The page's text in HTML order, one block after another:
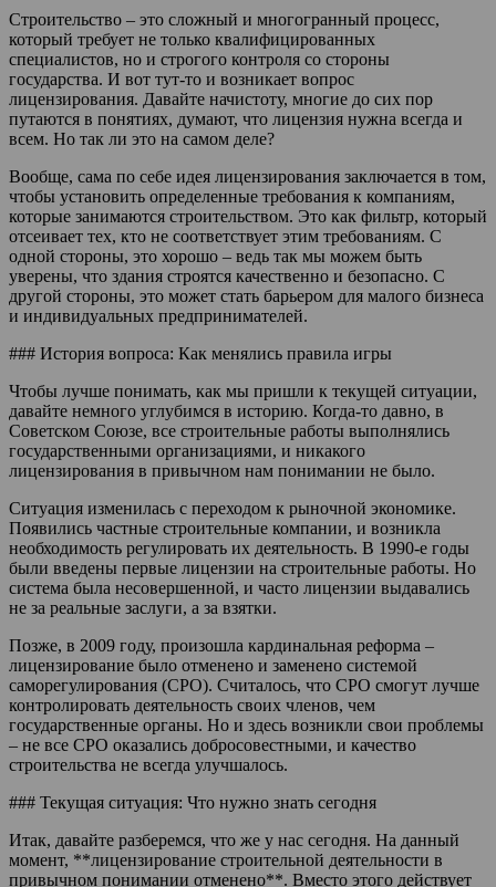
Строительство – это сложный и многогранный процесс,
который требует не только квалифицированных
специалистов, но и строгого контроля со стороны
государства. И вот тут-то и возникает вопрос
лицензирования. Давайте начистоту, многие до сих пор
путаются в понятиях, думают, что лицензия нужна всегда и
всем. Но так ли это на самом деле?
Вообще, сама по себе идея лицензирования заключается в том,
чтобы установить определенные требования к компаниям,
которые занимаются строительством. Это как фильтр, который
отсеивает тех, кто не соответствует этим требованиям. С
одной стороны, это хорошо – ведь так мы можем быть
уверены, что здания строятся качественно и безопасно. С
другой стороны, это может стать барьером для малого бизнеса
и индивидуальных предпринимателей.
### История вопроса: Как менялись правила игры
Чтобы лучше понимать, как мы пришли к текущей ситуации,
давайте немного углубимся в историю. Когда-то давно, в
Советском Союзе, все строительные работы выполнялись
государственными организациями, и никакого
лицензирования в привычном нам понимании не было.
Ситуация изменилась с переходом к рыночной экономике.
Появились частные строительные компании, и возникла
необходимость регулировать их деятельность. В 1990-е годы
были введены первые лицензии на строительные работы. Но
система была несовершенной, и часто лицензии выдавались
не за реальные заслуги, а за взятки.
Позже, в 2009 году, произошла кардинальная реформа –
лицензирование было отменено и заменено системой
саморегулирования (СРО). Считалось, что СРО смогут лучше
контролировать деятельность своих членов, чем
государственные органы. Но и здесь возникли свои проблемы
– не все СРО оказались добросовестными, и качество
строительства не всегда улучшалось.
### Текущая ситуация: Что нужно знать сегодня
Итак, давайте разберемся, что же у нас сегодня. На данный
момент, **лицензирование строительной деятельности в
привычном понимании отменено**. Вместо этого действует